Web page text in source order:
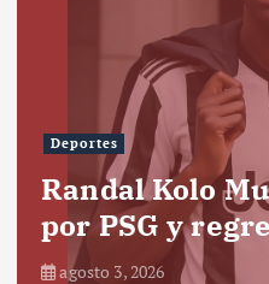
Deportes
Randal Kolo
por PSG y
agosto 3, 2026